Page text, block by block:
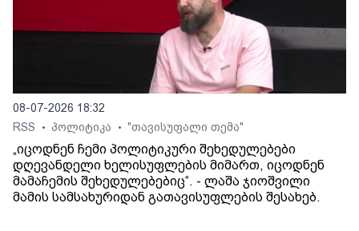
08-07-2026 18:32
RSS
• პოლიტიკა • "თავისუფალი თემა"
„იცოდნენ ჩემი პოლიტიკური შეხედულებები
დღევანდელი ხელისუფლების მიმართ, იცოდნენ
მამაჩემის შეხედულებებიც“. - ლაშა ჯიოშვილი
მამის სამსახურიდან გათავისუფლების შესახებ.